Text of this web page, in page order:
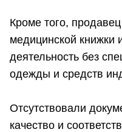
Кроме того,
медицинской книжки
деятельность без
одежды и средств
Отсутствовали
качество и